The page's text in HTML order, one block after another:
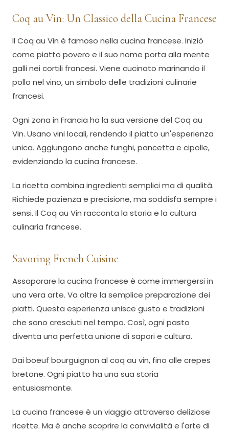
Coq au Vin: Un Classico della Cucina Francese
Il Coq au Vin è famoso nella cucina francese. Iniziò
come piatto povero e il suo nome porta alla mente
galli nei cortili francesi. Viene cucinato marinando il
pollo nel vino, un simbolo delle tradizioni culinarie
francesi.
Ogni zona in Francia ha la sua versione del Coq au
Vin. Usano vini locali, rendendo il piatto un'esperienza
unica. Aggiungono anche funghi, pancetta e cipolle,
evidenziando la cucina francese.
La ricetta combina ingredienti semplici ma di qualità.
Richiede pazienza e precisione, ma soddisfa sempre i
sensi. Il Coq au Vin racconta la storia e la cultura
culinaria francese.
Savoring French Cuisine
Assaporare la cucina francese è come immergersi in
una vera arte. Va oltre la semplice preparazione dei
piatti. Questa esperienza unisce gusto e tradizioni
che sono cresciuti nel tempo. Così, ogni pasto
diventa una perfetta unione di sapori e cultura.
Dai boeuf bourguignon al coq au vin, fino alle crepes
bretone. Ogni piatto ha una sua storia
entusiasmante.
La cucina francese è un viaggio attraverso deliziose
ricette. Ma è anche scoprire la convivialità e l'arte di